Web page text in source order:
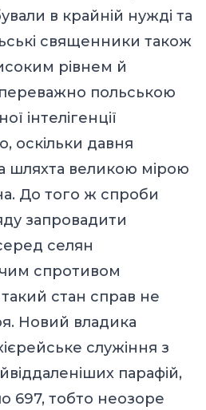
в крайній нужді та
священники також
рівнем й
польською
інтелігенції
оскільки давня
шляхта великою мірою
До того ж спроби
запровадити
селян
спротивом
стан справ не
Новий владика
служіння з
парафій,
697, тобто неозоре